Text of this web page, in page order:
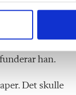
och har ofta
han.
Det skulle